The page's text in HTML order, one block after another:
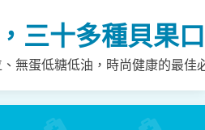
三十多種貝果
無蛋低糖低油，時尚健康的最